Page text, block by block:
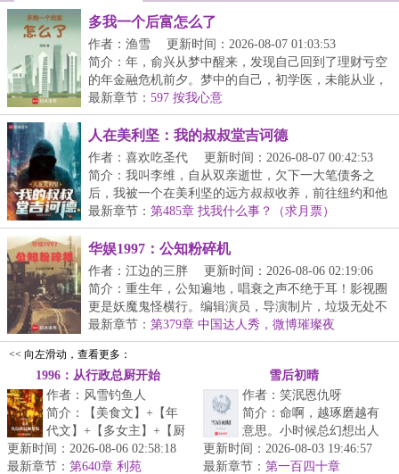
多我一个后富怎么了
作者：渔雪
更新时间：2026-08-07 01:03:53
简介：年，俞兴从梦中醒来，发现自己回到了理财亏空
的年金融危机前夕。梦中的自己，初学医，未能从业，
后...
最新章节： 597 按我心意
人在美利坚：我的叔叔堂吉诃德
作者：喜欢吃圣代
更新时间：2026-08-07 00:42:53
简介：我叫李维，自从双亲逝世，欠下一大笔债务之
后，我被一个在美利坚的远方叔叔收养，前往纽约和他
一起...
最新章节： 第485章 找我什么事？（求月票）
华娱1997：公知粉碎机
作者：江边的三胖
更新时间：2026-08-06 02:19:06
简介：重生年，公知遍地，唱衰之声不绝于耳！影视圈
更是妖魔鬼怪横行。编辑演员，导演制片，垃圾无处不
在...
最新章节： 第379章 中国达人秀，微博璀璨夜
<< 向左滑动，查看更多：
1996：从行政总厨开始
作者：风雪钓鱼人
简介：【美食文】+【年
代文】+【多女主】+【厨
房职场】曾经新式融合菜
掌门人陈芝虎重生了。看
更新时间：2026-08-06 02:58:18
最新章节： 第640章 利苑
雪后初晴
作者：笑泯恩仇呀
简介：命啊，越琢磨越有
意思。小时候总幻想出人
生剧本的各种篇章和结
局，走了半生才发现，那
更新时间：2026-08-03 19:46:57
最新章节： 第一百四十章